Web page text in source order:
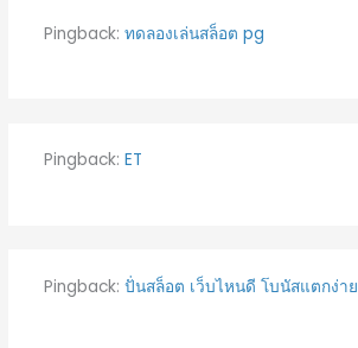
Pingback: ทดลองเล่นสล็อต pg
Pingback: ET
Pingback: ปั่นสล็อต เว็บไหนดี โบนัสแตกง่าย